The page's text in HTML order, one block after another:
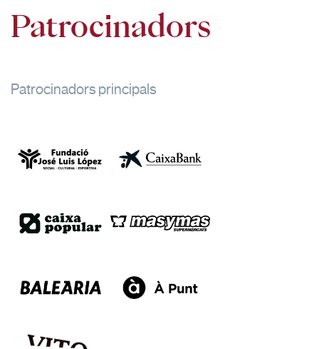
Patrocinadors
Patrocinadors principals